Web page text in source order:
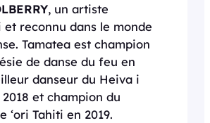
, un artiste
et reconnu dans le monde
Tamatea est champion
de danse du feu en
danseur du Heiva i
et champion du
‘ori Tahiti en 2019.